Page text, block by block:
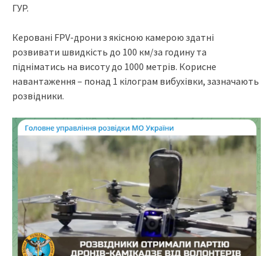
ГУР.
Керовані FPV-дрони з якісною камерою здатні
розвивати швидкість до 100 км/за годину та
підніматись на висоту до 1000 метрів. Корисне
навантаження – понад 1 кілограм вибухівки, зазначають
розвідники.